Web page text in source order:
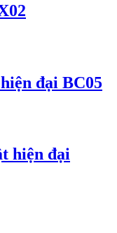
đại BC05
hiện đại